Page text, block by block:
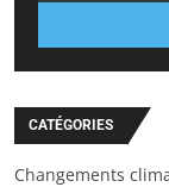
CATÉGORIES
Changements